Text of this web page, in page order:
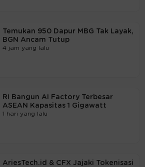
Temukan 950 Dapur MBG Tak Layak,
BGN Ancam Tutup
4 jam yang lalu
RI Bangun AI Factory Terbesar
ASEAN Kapasitas 1 Gigawatt
1 hari yang lalu
AriesTech.id & CFX Jajaki Tokenisasi